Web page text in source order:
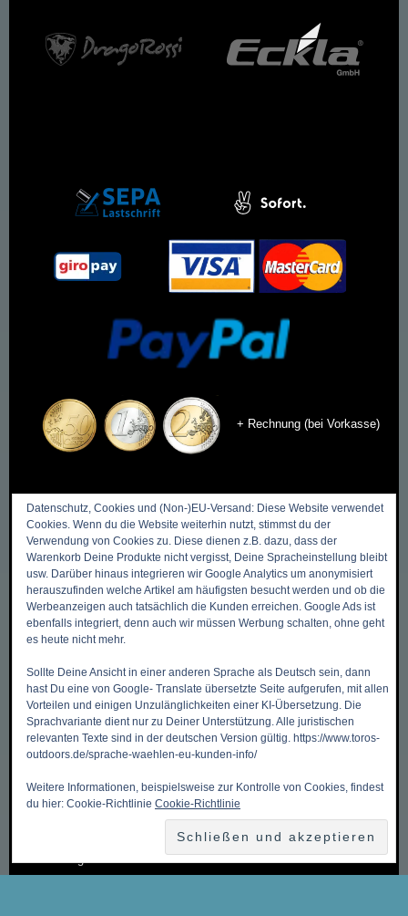
+ Rechnung (bei Vorkasse)
DIES & DAS
Zurück zum Anfang ->
Mein Benutzerkonto
Meine Wunschliste
Kasse
Kontakt, Öffnungszeiten & Anfahrt
Zahlungsmethoden
Datenschutzbelehrung
Allgemeine Geschäftsbedingungen (AGB)
Erklärung zum Widerruf
Datenschutz, Cookies und (Non-)EU-Versand: Diese Website verwendet
Cookies. Wenn du die Website weiterhin nutzt, stimmst du der
Verwendung von Cookies zu. Diese dienen z.B. dazu, dass der
Warenkorb Deine Produkte nicht vergisst, Deine Spracheinstellung bleibt
usw. Darüber hinaus integrieren wir Google Analytics um anonymisiert
herauszufinden welche Artikel am häufigsten besucht werden und ob die
Werbeanzeigen auch tatsächlich die Kunden erreichen. Google Ads ist
ebenfalls integriert, denn auch wir müssen Werbung schalten, ohne geht
es heute nicht mehr.
Sollte Deine Ansicht in einer anderen Sprache als Deutsch sein, dann
hast Du eine von Google- Translate übersetzte Seite aufgerufen, mit allen
Vorteilen und einigen Unzulänglichkeiten einer KI-Übersetzung. Die
Sprachvariante dient nur zu Deiner Unterstützung. Alle juristischen
relevanten Texte sind in der deutschen Version gültig. https://www.toros-
outdoors.de/sprache-waehlen-eu-kunden-info/
Weitere Informationen, beispielsweise zur Kontrolle von Cookies, findest
du hier: Cookie-Richtlinie Cookie-Richtlinie